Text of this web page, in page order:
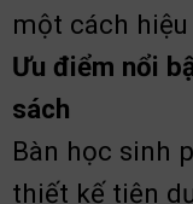
một cách hiệu
Ưu điểm nổi
sách
Bàn học sinh
thiết kế tiện